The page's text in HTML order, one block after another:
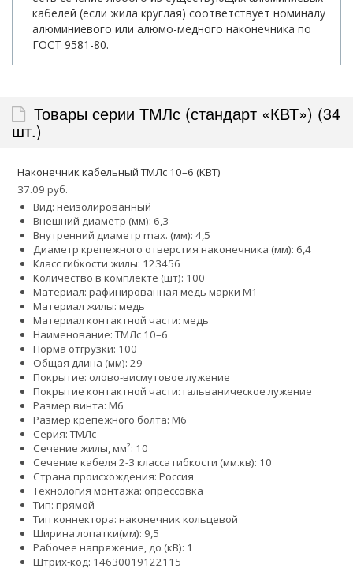
кабелей (если жила круглая) соответствует номиналу
алюминиевого или алюмо-медного наконечника по
ГОСТ 9581-80.
Товары серии ТМЛс (стандарт «КВТ») (34
шт.)
Наконечник кабельный ТМЛс 10–6 (КВТ)
37.09 руб.
Вид: неизолированный
Внешний диаметр (мм): 6,3
Внутренний диаметр max. (мм): 4,5
Диаметр крепежного отверстия наконечника (мм): 6,4
Класс гибкости жилы: 123456
Количество в комплекте (шт): 100
Материал: рафинированная медь марки М1
Материал жилы: медь
Материал контактной части: медь
Наименование: ТМЛс 10–6
Норма отгрузки: 100
Общая длина (мм): 29
Покрытие: олово-висмутовое лужение
Покрытие контактной части: гальваническое лужение
Размер винта: М6
Размер крепёжного болта: М6
Серия: ТМЛс
Сечение жилы, мм²: 10
Сечение кабеля 2-3 класса гибкости (мм.кв): 10
Страна происхождения: Россия
Технология монтажа: опрессовка
Тип: прямой
Тип коннектора: наконечник кольцевой
Ширина лопатки(мм): 9,5
Рабочее напряжение, до (кВ): 1
Штрих-код: 14630019122115